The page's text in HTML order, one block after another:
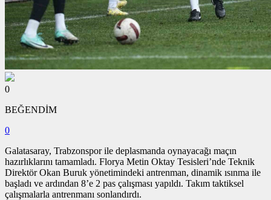
0
BEĞENDİM
0
Galatasaray, Trabzonspor ile deplasmanda oynayacağı maçın
hazırlıklarını tamamladı. Florya Metin Oktay Tesisleri’nde Teknik
Direktör Okan Buruk yönetimindeki antrenman, dinamik ısınma ile
başladı ve ardından 8’e 2 pas çalışması yapıldı. Takım taktiksel
çalışmalarla antrenmanı sonlandırdı.